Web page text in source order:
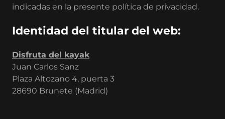
indicadas en la presente política de privacidad.
Identidad del titular del web:
Disfruta del kayak
Juan Carlos Sanz
Plaza Altozano 4, puerta 3
28690 Brunete (Madrid)